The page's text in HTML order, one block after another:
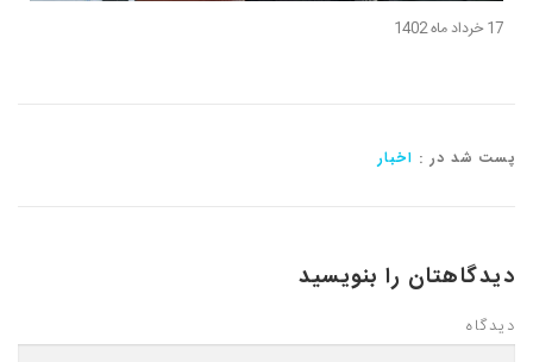
17 خرداد ماه 1402
پست شد در : اخبار
دیدگاهتان را بنویسید
دیدگاه